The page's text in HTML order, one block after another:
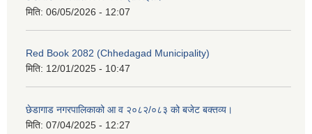
मिति: 06/05/2026 - 12:07
Red Book 2082 (Chhedagad Municipality)
मिति: 12/01/2025 - 10:47
छेडागाड नगरपालिकाको आ व २०८२/०८३ को बजेट बक्तव्य।
मिति: 07/04/2025 - 12:27